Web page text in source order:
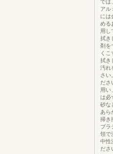
では
アル
には
める
用し
拭き
剤を
く
拭き
汚れ
さい
ださ
用い
は必
砂な
あら
掃き
ブラ
領で
中性
ださ